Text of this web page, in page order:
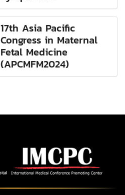
17th Asia Pacific
Congress in Maternal
Fetal Medicine
(APCMFM2024)